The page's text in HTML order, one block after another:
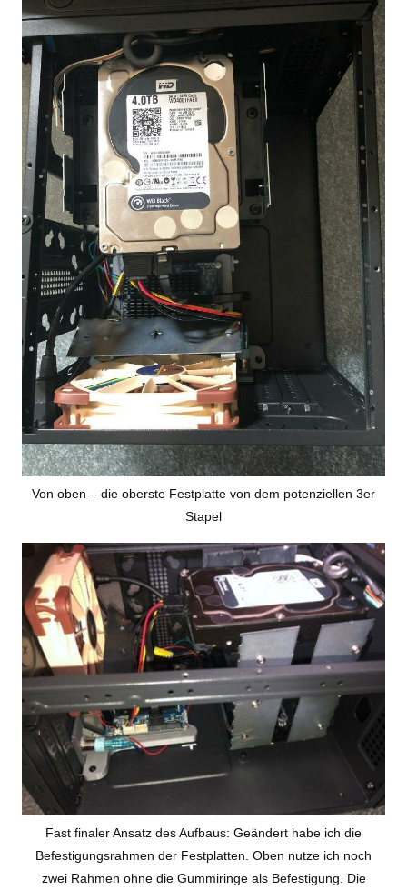
Von oben – die oberste Festplatte von dem potenziellen 3er
Stapel
Fast finaler Ansatz des Aufbaus: Geändert habe ich die
Befestigungsrahmen der Festplatten. Oben nutze ich noch
zwei Rahmen ohne die Gummiringe als Befestigung. Die